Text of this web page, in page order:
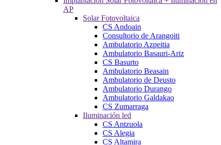
AP
Solar Fotovoltaica
CS Andoain
Consultorio de Arangoiti
Ambulatorio Azpeitia
Ambulatorio Basauri-Ariz
CS Basurto
Ambulatorio Beasain
Ambulatorio de Deusto
Ambulatorio Durango
Ambulatorio Galdakao
CS Zumarraga
Iluminación led
CS Antzuola
CS Alegia
CS Altamira